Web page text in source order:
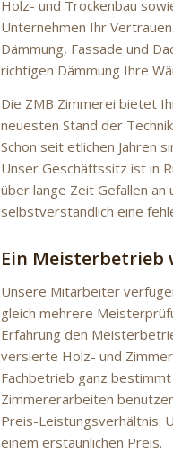
Holz- und Trockenbau
Unternehmen Ihr
Dämmung, Fassade und
richtigen Dämmung Ihre
Die ZMB Zimmerei bietet
neuesten Stand der
Schon seit etlichen Jahren
Unser Geschäftssitz ist in
über lange Zeit Gefallen
selbstverständlich eine
Ein Meisterbetrieb
Unsere Mitarbeiter
gleich mehrere
Erfahrung den
versierte Holz- und
Fachbetrieb ganz
Zimmererarbeiten
Preis-Leistungsverhältnis.
einem erstaunlichen Preis.